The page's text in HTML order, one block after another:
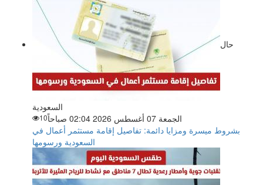
حال
السعودية
الجمعة 07 أغسطس 2026 02:04 صباحاً
10
بشروط ميسرة ومزايا دائمة: تفاصيل إقامة مستثمر أعمال في
السعودية ورسومها